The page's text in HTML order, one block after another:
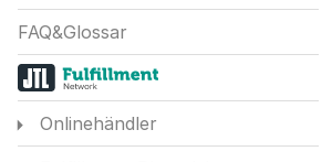
FAQ&Glossar
Onlinehändler